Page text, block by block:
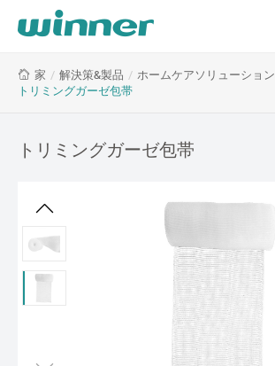
家 / 解決策&製品 / ホームケアソリューション
トリミングガーゼ包帯
トリミングガーゼ包帯